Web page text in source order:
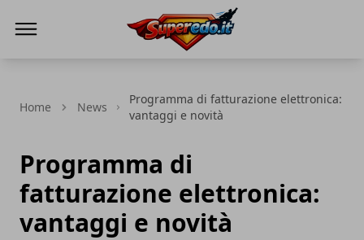
Home News
Programma di fatturazione elettronica:
vantaggi e novità
Programma di
fatturazione elettronica:
vantaggi e novità